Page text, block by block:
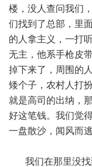
楼，没人查问我们
们找到了总部，里
的人拿主义，一打
无主，他系手枪皮
掉下来了，周围的
矮个子，农村人打
就是高司的出纳，
好这笔钱。我们觉
一盘散沙，闻风而
我们在那里没找